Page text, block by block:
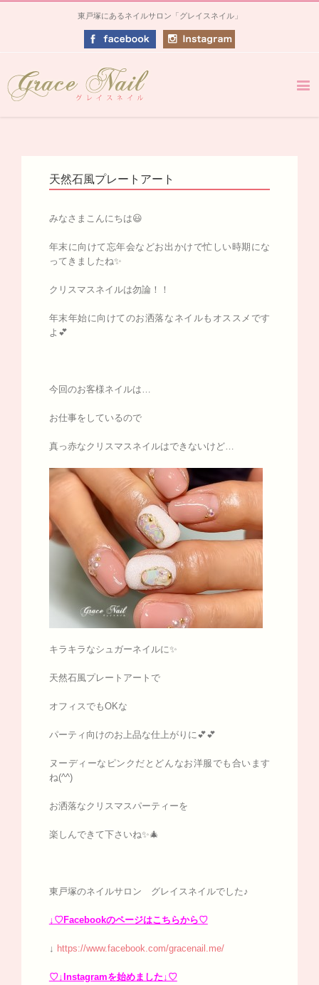
東戸塚にあるネイルサロン「グレイスネイル」
天然石風プレートアート
みなさまこんにちは😃
年末に向けて忘年会などお出かけで忙しい時期にな
ってきましたね✨
クリスマスネイルは勿論！！
年末年始に向けてのお洒落なネイルもオススメです
よ💕
今回のお客様ネイルは…
お仕事をしているので
真っ赤なクリスマスネイルはできないけど…
キラキラなシュガーネイルに✨
天然石風プレートアートで
オフィスでもOKな
パーティ向けのお上品な仕上がりに💕💕
ヌーディーなピンクだとどんなお洋服でも合います
ね(^^)
お洒落なクリスマスパーティーを
楽しんできて下さいね✨🎄
東戸塚のネイルサロン グレイスネイルでした♪
↓♡Facebookのページはこちらから♡
↓ https://www.facebook.com/gracenail.me/
♡↓Instagramを始めました↓♡